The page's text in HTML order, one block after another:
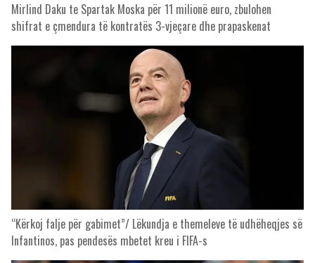
Mirlind Daku te Spartak Moska për 11 milionë euro, zbulohen
shifrat e çmendura të kontratës 3-vjeçare dhe prapaskenat
“Kërkoj falje për gabimet”/ Lëkundja e themeleve të udhëheqjes së
Infantinos, pas pendesës mbetet kreu i FIFA-s